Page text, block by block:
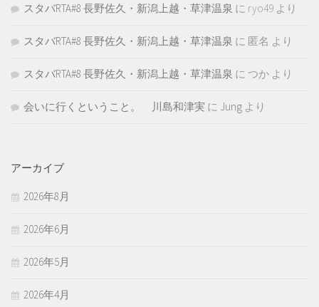
スタバRTA#8 長野佐久・新潟上越・草津温泉 に ryo49 より
スタバRTA#8 長野佐久・新潟上越・草津温泉 に 匿名 より
スタバRTA#8 長野佐久・新潟上越・草津温泉 に つか より
会いに行くということ。 川島和津実 に Jung より
アーカイブ
2026年8月
2026年6月
2026年5月
2026年4月